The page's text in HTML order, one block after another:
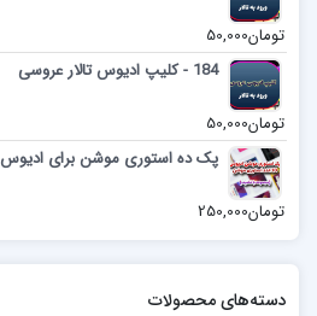
تومان50,000
184 - کلیپ ادیوس تالار عروسی
تومان50,000
پک ده استوری موشن برای ادیوس
تومان250,000
دسته‌های محصولات